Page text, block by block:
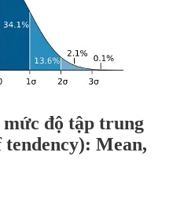
mức độ tập trung
Mean,